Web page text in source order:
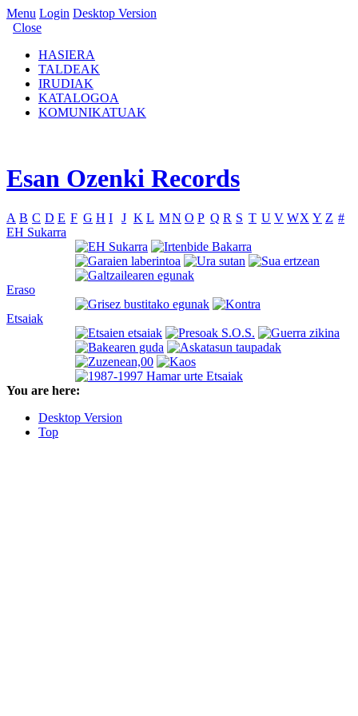
Menu Login Desktop Version
Close
HASIERA
TALDEAK
IRUDIAK
KATALOGOA
KOMUNIKATUAK
Esan Ozenki Records
A B C D E F G H I J K L MN O P Q R S T U V WX Y Z #
EH Sukarra
Eraso
Etsaiak
You are here:
Desktop Version
Top